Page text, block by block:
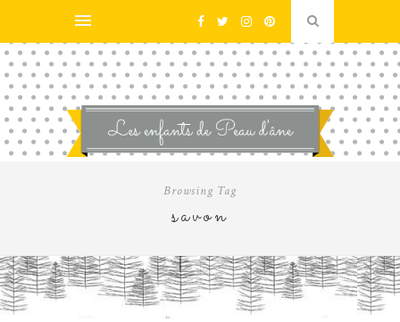
Browsing Tag
savon